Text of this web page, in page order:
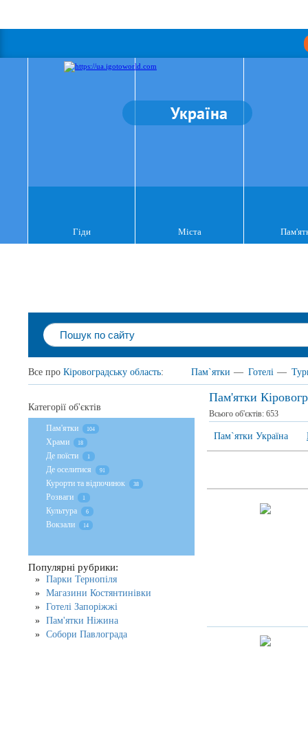
Україна
Гіди Міста
Все про Кіровоградську область: Пам`ятки — Готелі —
Пам'ятки
Всього об'єктів: 653
Пам`ятки Україна
Категорії об'єктів
Пам'ятки 104
Храми 18
Де поїсти 1
Де оселитися 91
Курорти та відпочинок 38
Розваги 1
Культура 6
Вокзали 14
Популярні рубрики:
Парки Тернопіля
Магазини Костянтинівки
Готелі Запоріжжі
Пам'ятки Ніжина
Собори Павлограда